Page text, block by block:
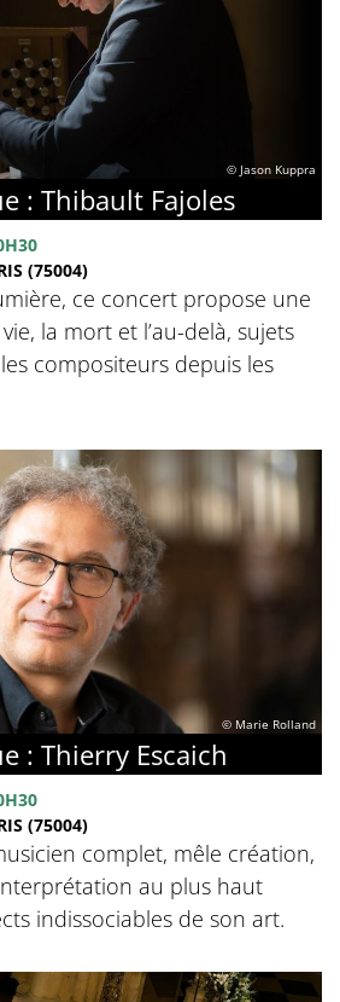
© Jason Kuppra
: Thibault Fajoles
(75004)
ce concert propose une
la mort et l’au-delà, sujets
compositeurs depuis les
© Marie Rolland
: Thierry Escaich
(75004)
complet, mêle création,
au plus haut
indissociables de son art.